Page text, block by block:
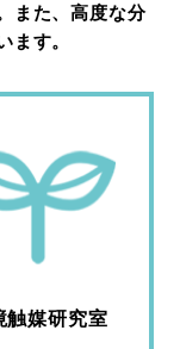
また、高度な分
ます。
触媒研究室